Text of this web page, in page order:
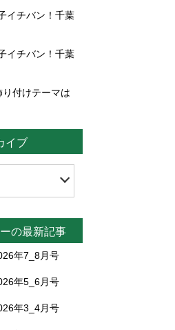
イチバン！千葉
イチバン！千葉
り付けテーマは
イブ
の最新記事
年7_8月号
年5_6月号
年3_4月号